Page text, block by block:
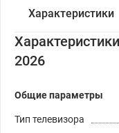
Характеристики
2026
Общие параметры
Тип телевизора